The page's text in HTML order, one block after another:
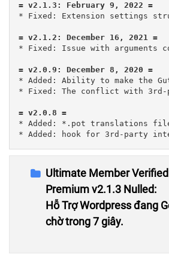
* Fixed: Extension settings
* Fixed: Issue with arguments
* Added: Ability to make the
* Fixed: The conflict with 3rd-
= v2.0.8 =
* Added: *.pot translations
* Added: hook for 3rd-party
Ultimate Member
Premiumv2.1.3 Nulled:
Hỗ Trợ Wordpress đang
chờ trong 7 giây.